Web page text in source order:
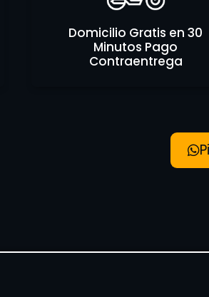
Domicilio Gratis en 30
Minutos Pago
Contraentrega